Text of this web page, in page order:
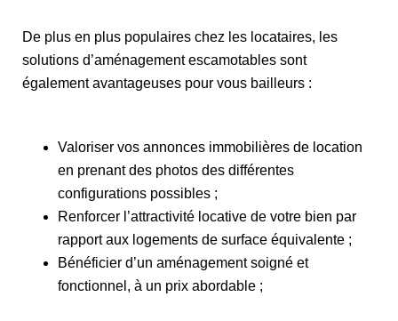
De plus en plus populaires chez les locataires, les
solutions d’aménagement escamotables sont
également avantageuses pour vous bailleurs :
Valoriser vos annonces immobilières de location
en prenant des photos des différentes
configurations possibles ;
Renforcer l’attractivité locative de votre bien par
rapport aux logements de surface équivalente ;
Bénéficier d’un aménagement soigné et
fonctionnel, à un prix abordable ;